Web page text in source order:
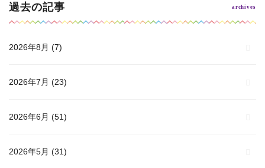
過去の記事
2026年8月 (7)
2026年7月 (23)
2026年6月 (51)
2026年5月 (31)